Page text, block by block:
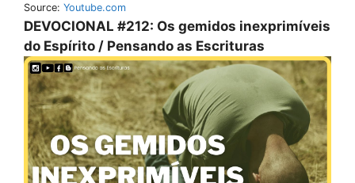
Source: Youtube.com
DEVOCIONAL #212: Os gemidos inexprimíveis
do Espírito / Pensando as Escrituras